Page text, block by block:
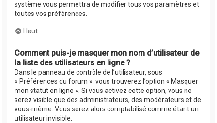
système vous permettra de modifier tous vos paramètres et
toutes vos préférences.
Haut
Comment puis-je masquer mon nom d’utilisateur de
la liste des utilisateurs en ligne ?
Dans le panneau de contrôle de l’utilisateur, sous
« Préférences du forum », vous trouverez l’option « Masquer
mon statut en ligne ». Si vous activez cette option, vous ne
serez visible que des administrateurs, des modérateurs et de
vous-même. Vous serez alors comptabilisé comme étant un
utilisateur invisible.